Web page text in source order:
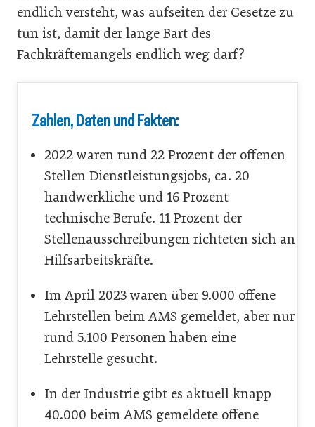
endlich versteht, was aufseiten der Gesetze zu
tun ist, damit der lange Bart des
Fachkräftemangels endlich weg darf?
Zahlen, Daten und Fakten:
2022 waren rund 22 Prozent der offenen
Stellen Dienstleistungsjobs, ca. 20
handwerkliche und 16 Prozent
technische Berufe. 11 Prozent der
Stellenausschreibungen richteten sich an
Hilfsarbeitskräfte.
Im April 2023 waren über 9.000 offene
Lehrstellen beim AMS gemeldet, aber nur
rund 5.100 Personen haben eine
Lehrstelle gesucht.
In der Industrie gibt es aktuell knapp
40.000 beim AMS gemeldete offene